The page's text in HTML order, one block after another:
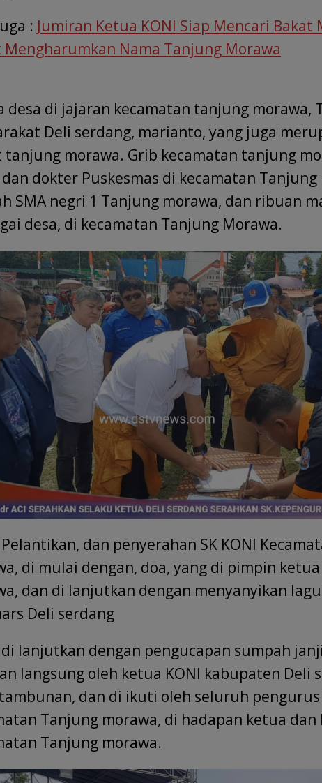
: Jumiran Ketua KONI Siap Mencari Bakat
Mengharumkan Nama Tanjung Morawa
desa di jajaran kecamatan tanjung morawa,
Deli serdang, marianto, yang juga
tanjung morawa. Grib kecamatan tanjung
dokter Puskesmas di kecamatan Tanjung
SMA negri 1 Tanjung morawa, dan ribuan
desa, di kecamatan Tanjung Morawa.
dan penyerahan SK KONI
di mulai dengan, doa, yang di pimpin
dan di lanjutkan dengan menyanyikan
Deli serdang
lanjutkan dengan pengucapan sumpah
langsung oleh ketua KONI kabupaten Deli
dan di ikuti oleh seluruh pengurus
Tanjung morawa, di hadapan ketua dan
Tanjung morawa.